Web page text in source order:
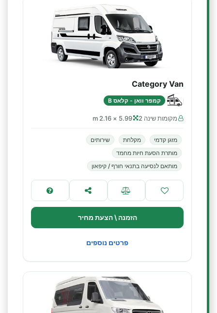
Category Van
קמפר וואן - קלאס B
מקומות שינה 2 5.99 × 2.16 m
מזגן קדמי מקלחת
שירותים
מותרת הסעת חיות מחמד
מותאם לנסיעה בתנאי חורף / קיפאון
הזמנה \ הצעת מחיר
פרטים נוספים